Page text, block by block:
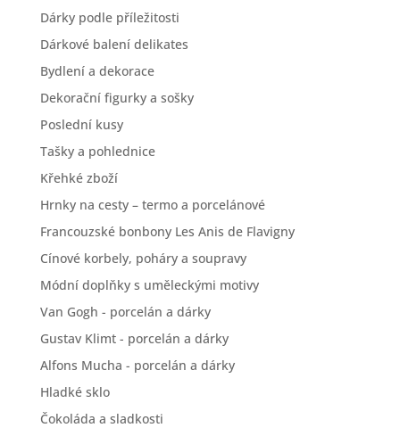
Dárky podle příležitosti
Dárkové balení delikates
Bydlení a dekorace
Dekorační figurky a sošky
Poslední kusy
Tašky a pohlednice
Křehké zboží
Hrnky na cesty – termo a porcelánové
Francouzské bonbony Les Anis de Flavigny
Cínové korbely, poháry a soupravy
Módní doplňky s uměleckými motivy
Van Gogh - porcelán a dárky
Gustav Klimt - porcelán a dárky
Alfons Mucha - porcelán a dárky
Hladké sklo
Čokoláda a sladkosti